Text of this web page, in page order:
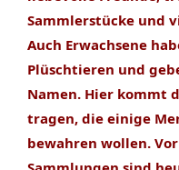
Sammlerstücke und
Auch Erwachsene
Plüschtieren und
Namen. Hier kommt
tragen, die einige
bewahren wollen.